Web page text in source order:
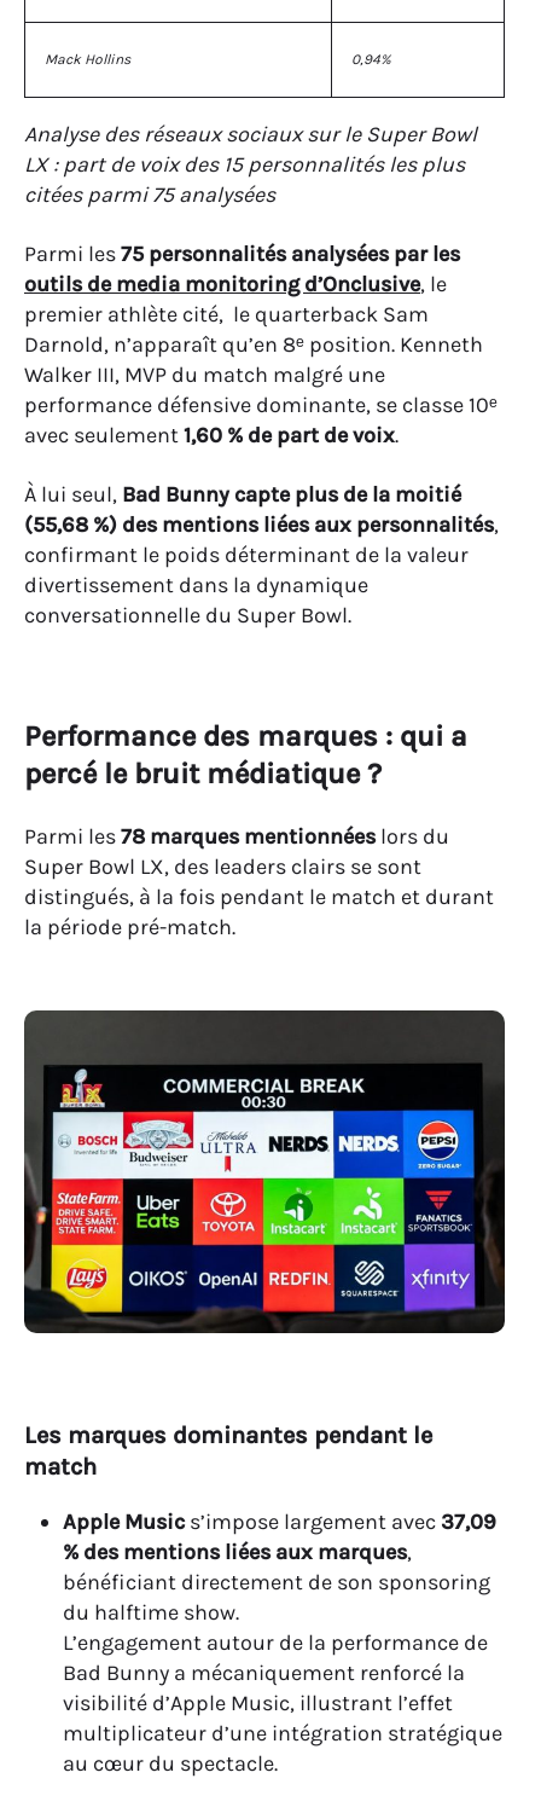
Mack Hollins 0,94%
Analyse des réseaux sociaux sur le Super Bowl
LX : part de voix des 15 personnalités les plus
citées parmi 75 analysées
Parmi les75 personnalités analysées par les
outils de media monitoring d’Onclusive, le
premier athlète cité, le quarterback Sam
Darnold, n’apparaît qu’en 8ᵉ position. Kenneth
Walker III, MVP du match malgré une
performance défensive dominante, se classe 10ᵉ
avec seulement1,60 % de part de voix.
À lui seul, Bad Bunny capte plus de la moitié
(55,68 %) des mentions liées aux personnalités,
confirmant le poids déterminant de la valeur
divertissement dans la dynamique
conversationnelle du Super Bowl.
Performance des marques : qui a
percé le bruit médiatique ?
Parmi les78 marques mentionnéeslors du
Super Bowl LX, des leaders clairs se sont
distingués, à la fois pendant le match et durant
la période pré-match.
Les marques dominantes pendant le
match
Apple Musics’impose largement avec 37,09
% des mentions liées aux marques,
bénéficiant directement de son sponsoring
du halftime show.
L’engagement autour de la performance de
Bad Bunny a mécaniquement renforcé la
visibilité d’Apple Music, illustrant l’effet
multiplicateur d’une intégration stratégique
au cœur du spectacle.